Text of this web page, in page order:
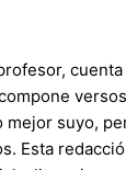
mejor suyo,
Esta